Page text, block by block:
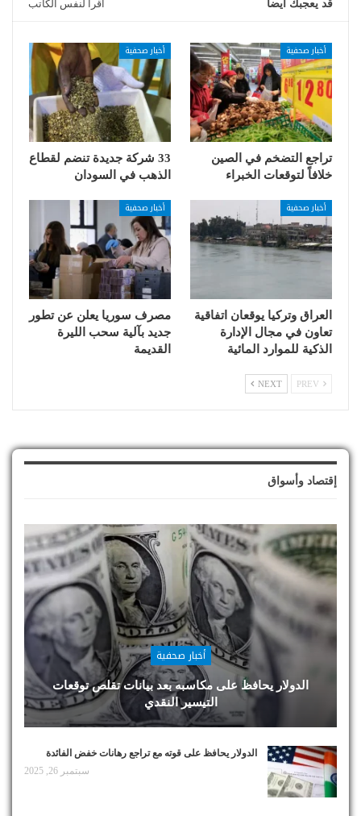
قد يعجبك ايضا اقرأ لنفس الكاتب
أخبار صحفية
تراجع التضخم في الصين
خلافاً لتوقعات الخبراء
أخبار صحفية
33 شركة جديدة تنضم لقطاع
الذهب في السودان
أخبار صحفية
العراق وتركيا يوقعان اتفاقية
تعاون في مجال الإدارة
الذكية للموارد المائية
أخبار صحفية
مصرف سوريا يعلن عن تطور
جديد بآلية سحب الليرة
القديمة
NEXT
إقتصاد وأسواق
أخبار صحفية
الدولار يحافظ على مكاسبه بعد بيانات تقلص توقعات
التيسير النقدي
الدولار يحافظ على قوته مع تراجع رهانات خفض الفائدة
سبتمبر 26, 2025